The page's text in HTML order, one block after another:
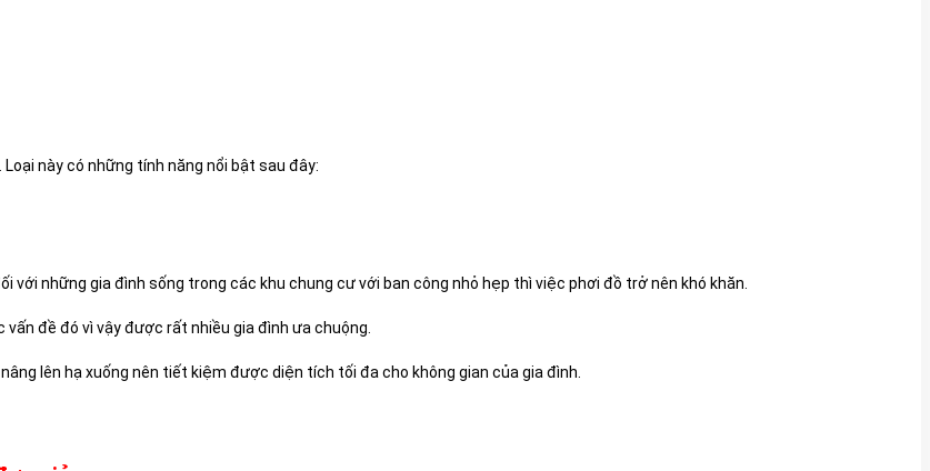
này có những tính năng nổi bật sau đây:
những gia đình sống trong các khu chung cư với ban công nhỏ hẹp thì việc phơi đồ trở nên khó khăn.
đề đó vì vậy được rất nhiều gia đình ưa chuộng.
lên hạ xuống nên tiết kiệm được diện tích tối đa cho không gian của gia đình.